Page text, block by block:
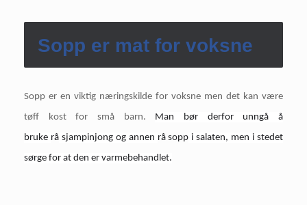
Sopp er mat for voksne
Sopp er en viktig næringskilde for voksne men det kan være
tøff kost for små barn.
Man bør derfor unngå å
bruke råsjampinjong og annen rå sopp i salaten, men i stedet
sørge for at den er varmebehandlet.